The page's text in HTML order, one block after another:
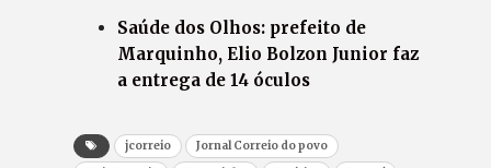
Saúde dos Olhos: prefeito de
Marquinho, Elio Bolzon Junior faz
a entrega de 14 óculos
jcorreio
Jornal Correio do povo